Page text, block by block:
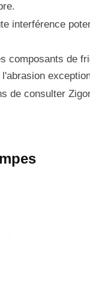
interférence
composants de
de consulter